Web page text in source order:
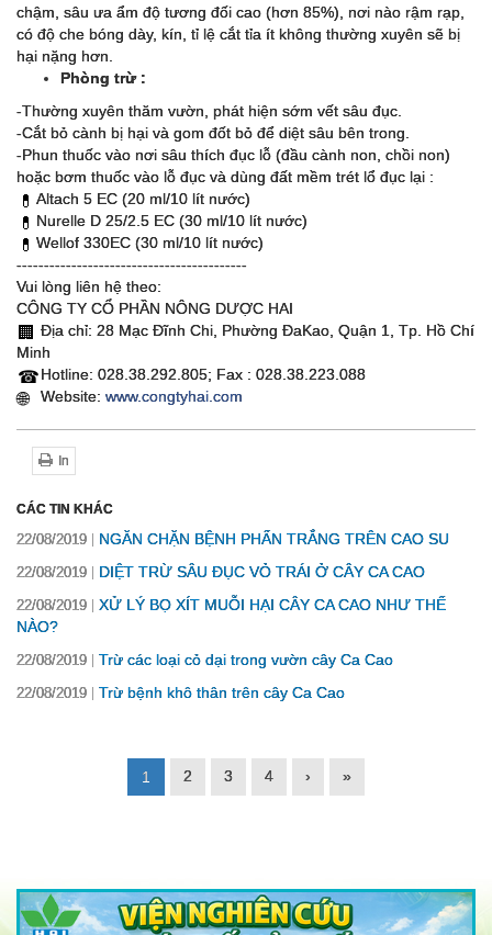
chậm, sâu ưa ẩm độ tương đối cao (hơn 85%), nơi nào rậm rạp,
có độ che bóng dày, kín, tỉ lệ cắt tỉa ít không thường xuyên sẽ bị
hại nặng hơn.
Phòng trừ :
-Thường xuyên thăm vườn, phát hiện sớm vết sâu đục.
-Cắt bỏ cành bị hại và gom đốt bỏ để diệt sâu bên trong.
-Phun thuốc vào nơi sâu thích đục lỗ (đầu cành non, chồi non)
hoặc bơm thuốc vào lỗ đục và dùng đất mềm trét lổ đục lại :
💊 Altach 5 EC (20 ml/10 lít nước)
💊 Nurelle D 25/2.5 EC (30 ml/10 lít nước)
💊 Wellof 330EC (30 ml/10 lít nước)
------------------------------------------
Vui lòng liên hệ theo:
CÔNG TY CỔ PHẦN NÔNG DƯỢC HAI
🏢 Địa chỉ: 28 Mạc Đĩnh Chi, Phường ĐaKao, Quận 1, Tp. Hồ Chí
Minh
☎Hotline: 028.38.292.805; Fax : 028.38.223.088
🌐 Website: www.congtyhai.com
In
CÁC TIN KHÁC
22/08/2019 NGĂN CHẶN BỆNH PHẤN TRẮNG TRÊN CAO SU
22/08/2019 DIỆT TRỪ SÂU ĐỤC VỎ TRÁI Ở CÂY CA CAO
22/08/2019
XỬ LÝ BỌ XÍT MUỖI HẠI CÂY CA CAO NHƯ THẾ
NÀO?
22/08/2019 Trừ các loại cỏ dại trong vườn cây Ca Cao
22/08/2019 Trừ bệnh khô thân trên cây Ca Cao
1 2 3 4 › »